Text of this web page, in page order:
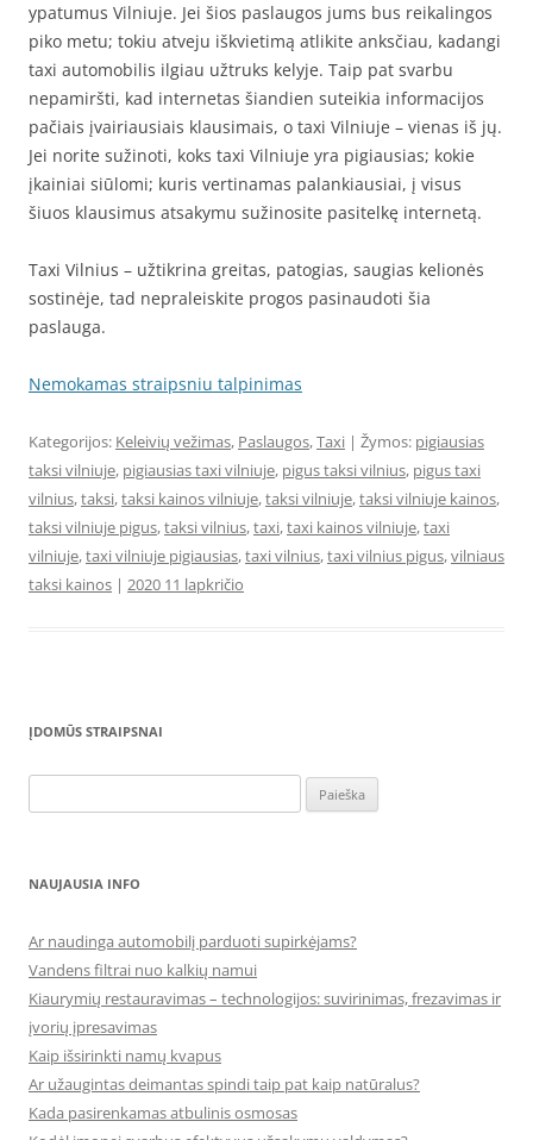
ypatumus Vilniuje. Jei šios paslaugos jums bus reikalingos
piko metu; tokiu atveju iškvietimą atlikite anksčiau, kadangi
taxi automobilis ilgiau užtruks kelyje. Taip pat svarbu
nepamiršti, kad internetas šiandien suteikia informacijos
pačiais įvairiausiais klausimais, o taxi Vilniuje – vienas iš jų.
Jei norite sužinoti, koks taxi Vilniuje yra pigiausias; kokie
įkainiai siūlomi; kuris vertinamas palankiausiai, į visus
šiuos klausimus atsakymu sužinosite pasitelkę internetą.
Taxi Vilnius – užtikrina greitas, patogias, saugias kelionės
sostinėje, tad nepraleiskite progos pasinaudoti šia
paslauga.
Nemokamas straipsniu talpinimas
Kategorijos: Keleivių vežimas, Paslaugos,Taxi | Žymos: pigiausias
taksi vilniuje, pigiausias taxi vilniuje, pigus taksi vilnius, pigus taxi
vilnius,taksi,taksi kainos vilniuje,taksi vilniuje,taksi vilniuje kainos,
taksi vilniuje pigus,taksi vilnius,taxi,taxi kainos vilniuje,taxi
vilniuje,taxi vilniuje pigiausias,taxi vilnius,taxi vilnius pigus,vilniaus
taksi kainos | 2020 11 lapkričio
ĮDOMŪS STRAIPSNAI
NAUJAUSIA INFO
Ar naudinga automobilį parduoti supirkėjams?
Vandens filtrai nuo kalkių namui
Kiaurymių restauravimas – technologijos: suvirinimas, frezavimas ir
įvorių įpresavimas
Kaip išsirinkti namų kvapus
Ar užaugintas deimantas spindi taip pat kaip natūralus?
Kada pasirenkamas atbulinis osmosas